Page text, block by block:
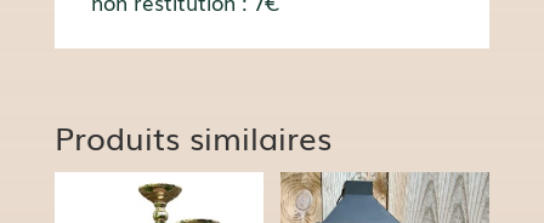
Produits similaires